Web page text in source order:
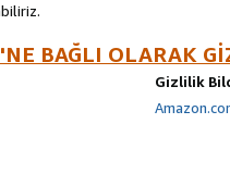
BAĞLI OLARAK
Gizlilik